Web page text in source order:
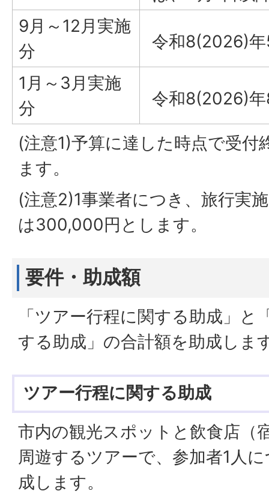
9月～12月実施
分
令和8(2026)年
1月～3月実施
分
令和8(2026)年
(注意1)予算に達した時点で受付
ます。
(注意2)1事業者につき、旅行実
は300,000円とします。
要件・助成額
「ツアー行程に関する助成」と
する助成」の合計額を助成しま
ツアー行程に関する助成
市内の観光スポットと飲食店（
周遊するツアーで、参加者1人
成します。